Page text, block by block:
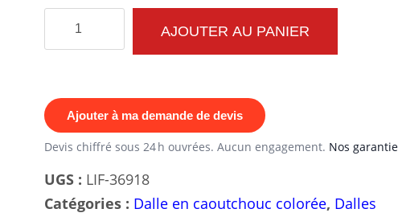
quantité
de
Caoutchouc
50x50x3cm
Verte
AJOUTER AU PANIER
Ajouter à ma demande de devis
Devis chiffré sous 24 h ouvrées. Aucun engagement. Nos
UGS : LIF-36918
Catégories : Dalle en caoutchouc colorée, Dalles